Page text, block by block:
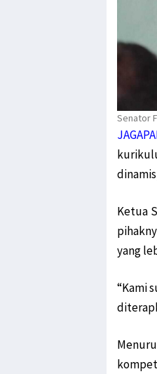
Senator
Ketua
yang
“Kami